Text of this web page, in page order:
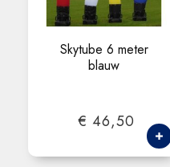
Skytube 6 meter
blauw
€ 46,50